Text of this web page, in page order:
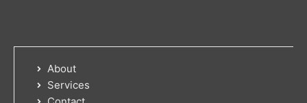
About
Services